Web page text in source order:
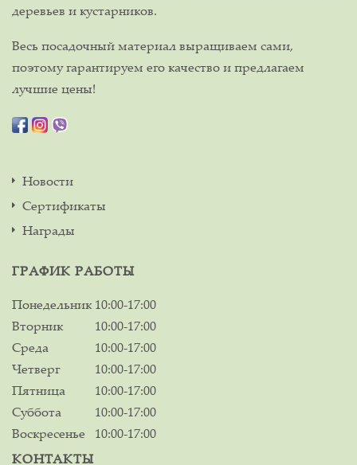
деревьев и кустарников.
Весь посадочный материал выращиваем сами,
поэтому гарантируем его качество и предлагаем
лучшие цены!
Новости
Сертификаты
Награды
ГРАФИК РАБОТЫ
Понедельник 10:00-17:00
Вторник
10:00-17:00
Среда
10:00-17:00
Четверг
10:00-17:00
Пятница
10:00-17:00
Суббота
10:00-17:00
Воскресенье
10:00-17:00
КОНТАКТЫ